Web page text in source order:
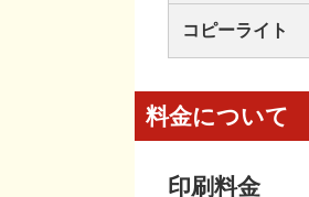
コピーライト
料金について
印刷料金